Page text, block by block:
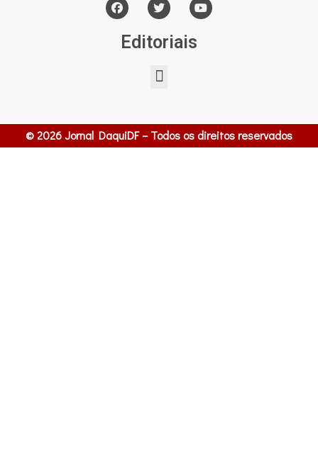
Editoriais
© 2026 Jornal DaquiDF – Todos os direitos reservados